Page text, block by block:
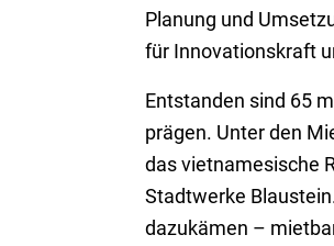
Planung und
für Innovationskraft
Entstanden sind 65
prägen. Unter den
das vietnamesische
Stadtwerke
dazukämen –